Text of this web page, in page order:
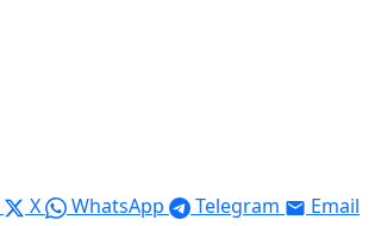
X WhatsApp Telegram Email